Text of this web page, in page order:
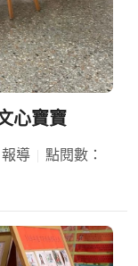
心寶寶
導
點閱數：